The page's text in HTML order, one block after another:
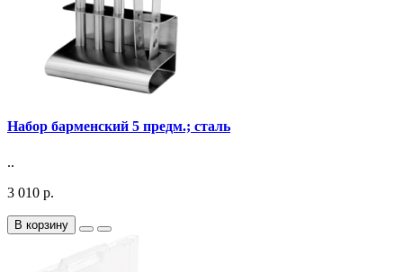
Набор барменский 5 предм.; сталь
..
3 010 р.
В корзину